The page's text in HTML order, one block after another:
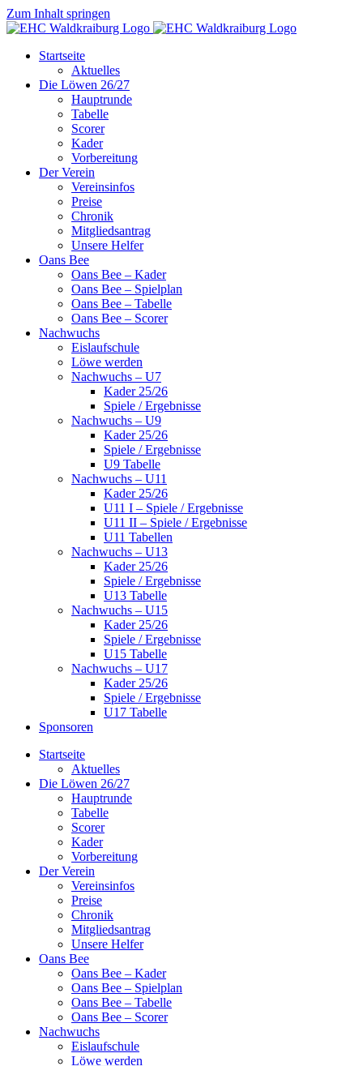
Zum Inhalt springen
Startseite
Aktuelles
Die Löwen 26/27
Hauptrunde
Tabelle
Scorer
Kader
Vorbereitung
Der Verein
Vereinsinfos
Preise
Chronik
Mitgliedsantrag
Unsere Helfer
Oans Bee
Oans Bee – Kader
Oans Bee – Spielplan
Oans Bee – Tabelle
Oans Bee – Scorer
Nachwuchs
Eislaufschule
Löwe werden
Nachwuchs – U7
Kader 25/26
Spiele / Ergebnisse
Nachwuchs – U9
Kader 25/26
Spiele / Ergebnisse
U9 Tabelle
Nachwuchs – U11
Kader 25/26
U11 I – Spiele / Ergebnisse
U11 II – Spiele / Ergebnisse
U11 Tabellen
Nachwuchs – U13
Kader 25/26
Spiele / Ergebnisse
U13 Tabelle
Nachwuchs – U15
Kader 25/26
Spiele / Ergebnisse
U15 Tabelle
Nachwuchs – U17
Kader 25/26
Spiele / Ergebnisse
U17 Tabelle
Sponsoren
Startseite
Aktuelles
Die Löwen 26/27
Hauptrunde
Tabelle
Scorer
Kader
Vorbereitung
Der Verein
Vereinsinfos
Preise
Chronik
Mitgliedsantrag
Unsere Helfer
Oans Bee
Oans Bee – Kader
Oans Bee – Spielplan
Oans Bee – Tabelle
Oans Bee – Scorer
Nachwuchs
Eislaufschule
Löwe werden